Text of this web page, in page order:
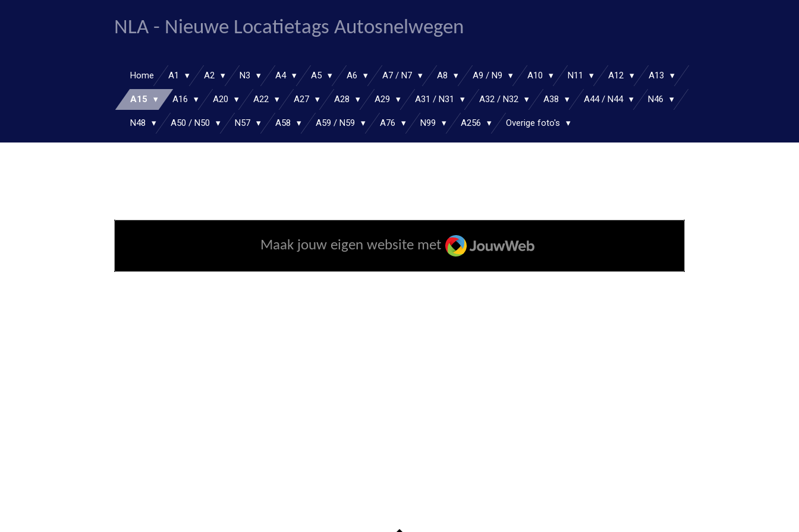
NLA - Nieuwe Locatietags Autosnelwegen
Home A1 A2 N3 A4 A5 A6 A7 / N7 A8 A9 / N9 A10 N11 A12 A13
A15 A16 A20 A22 A27 A28 A29 A31 / N31 A32 / N32 A38 A44 / N44 N46
N48 A50 / N50 N57 A58 A59 / N59 A76 N99 A256 Overige foto's
Maak jouw eigen website met JouwWeb